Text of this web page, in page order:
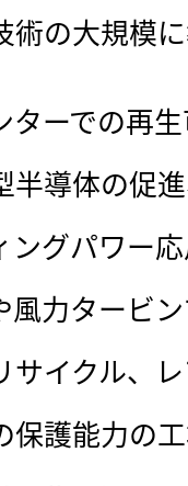
術の大規模
ーでの再
半導体の促
グパワー
力タービ
サイクル、
保護能力の